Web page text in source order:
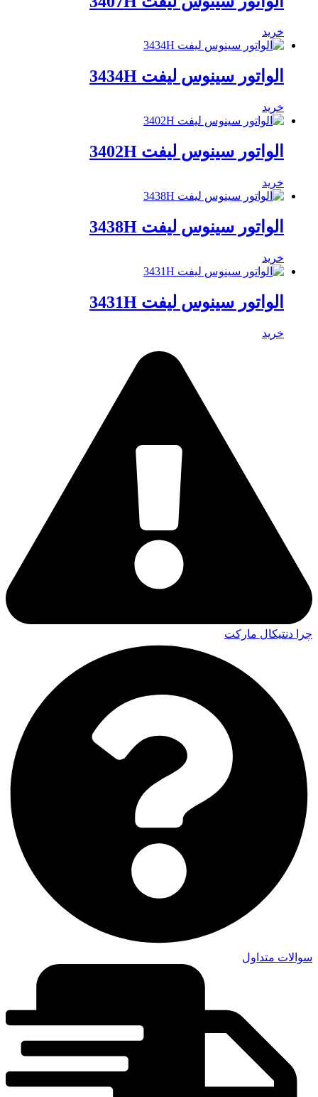
خرید
الواتور سینوس لیفت 3434H
خرید
الواتور سینوس لیفت 3402H
خرید
الواتور سینوس لیفت 3438H
خرید
الواتور سینوس لیفت 3431H
خرید
چرا دنتیکال مارکت
سوالات متداول